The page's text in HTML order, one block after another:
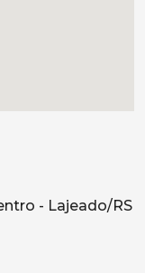
- Lajeado/RS